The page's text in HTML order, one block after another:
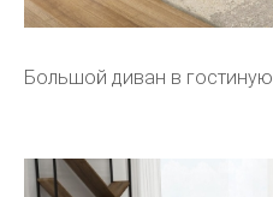
Большой диван в гостиную